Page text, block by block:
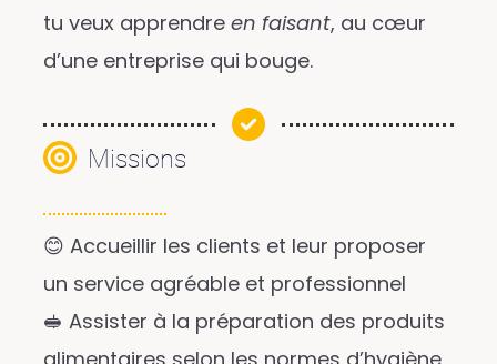
tu veux apprendre en faisant, au cœur
d’une entreprise qui bouge.
Missions
😊 Accueillir les clients et leur proposer
un service agréable et professionnel
🥪 Assister à la préparation des produits